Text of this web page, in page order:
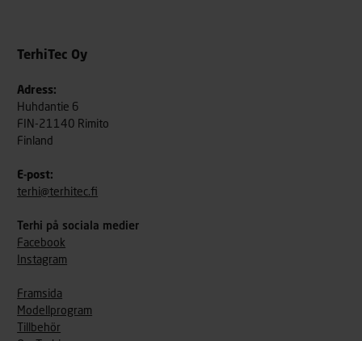
TerhiTec Oy
Adress:
Huhdantie 6
FIN-21140 Rimito
Finland
E-post:
terhi@terhitec.fi
Terhi på sociala medier
Facebook
Instagram
Framsida
Modellprogram
Tillbehör